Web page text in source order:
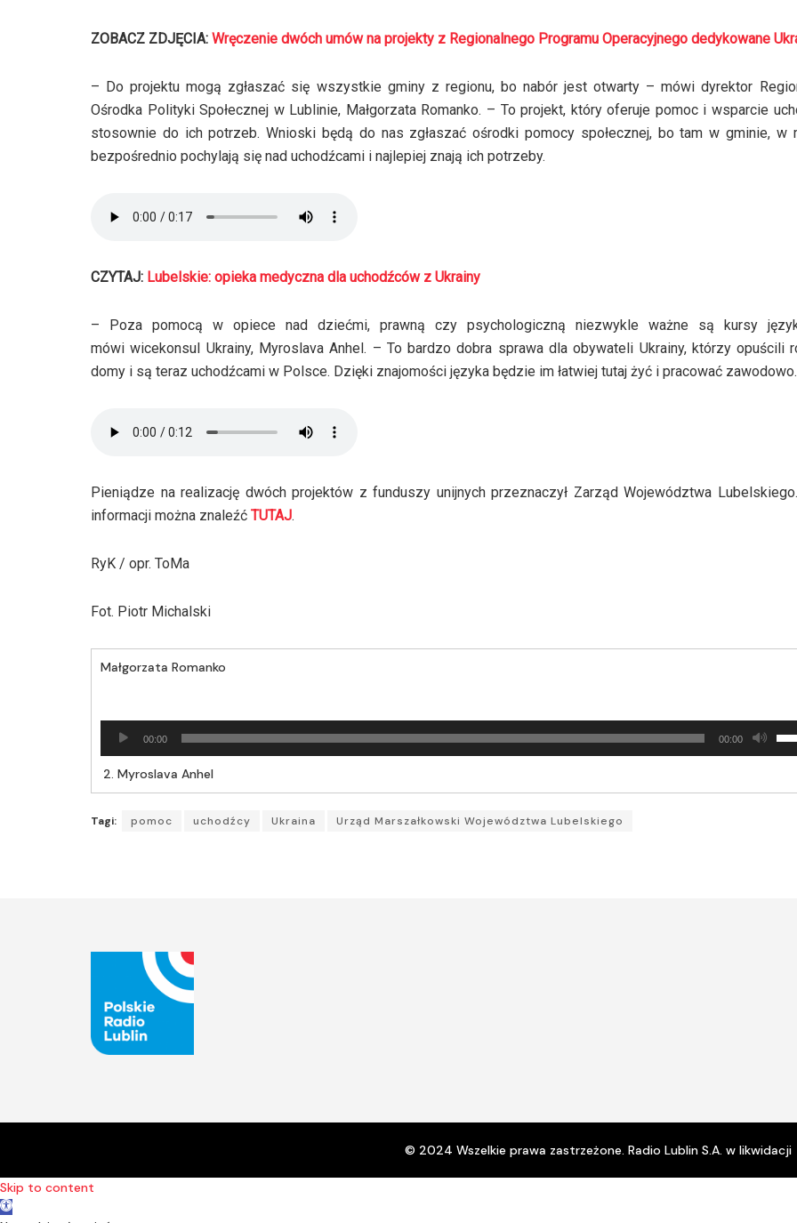
ZOBACZ ZDJĘCIA: Wręczenie dwóch umów na projekty z Regionalnego Programu Operacyjnego dedykowane
– Do projektu mogą zgłaszać się wszystkie gminy z regionu, bo nabór jest otwarty – mówi dyrektor
Ośrodka Polityki Społecznej w Lublinie, Małgorzata Romanko. – To projekt, który oferuje pomoc i wsparcie
stosownie do ich potrzeb. Wnioski będą do nas zgłaszać ośrodki pomocy społecznej, bo tam w gminie, w
bezpośrednio pochylają się nad uchodźcami i najlepiej znają ich potrzeby.
CZYTAJ: Lubelskie: opieka medyczna dla uchodźców z Ukrainy
– Poza pomocą w opiece nad dziećmi, prawną czy psychologiczną niezwykle ważne są kursy
mówi wicekonsul Ukrainy, Myroslava Anhel. – To bardzo dobra sprawa dla obywateli Ukrainy, którzy opuścili
domy i są teraz uchodźcami w Polsce. Dzięki znajomości języka będzie im łatwiej tutaj żyć i pracować zawodowo.
Pieniądze na realizację dwóch projektów z funduszy unijnych przeznaczył Zarząd Województwa
informacji można znaleźć TUTAJ.
RyK / opr. ToMa
Fot. Piotr Michalski
Małgorzata Romanko
plików
00:00 00:00
2. Myroslava Anhel
Tagi: pomoc uchodźcy Ukraina Urząd Marszałkowski Województwa Lubelskiego
© 2024 Wszelkie prawa zastrzeżone. Radio Lublin S.A. w likwidacji
Skip to content
Open toolbar